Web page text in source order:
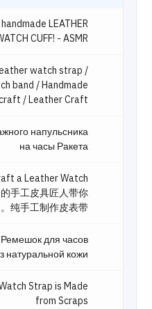
LEATHER
CUFF! - ASMR
watch strap /
band / Handmade
/ Leather Craft
напульсника
на часы Ракета
a Leather Watch
手工皮具匠人带你
纯手工制作皮表带。
для часов
натуральной кожи
Strap is Made
from Scraps